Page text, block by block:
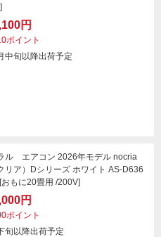
円
ポイント
中旬以降出荷予定
ル エアコン 2026年モデル nocria
リア）Dシリーズ ホワイト AS-D636
おもに20畳用 /200V]
円
ポイント
旬以降出荷予定